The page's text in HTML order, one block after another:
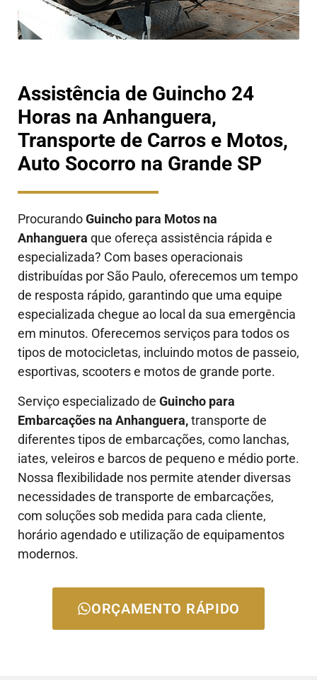
Assistência de Guincho 24
Horas na Anhanguera,
Transporte de Carros e Motos,
Auto Socorro na Grande SP
ProcurandoGuincho para Motos na
Anhanguera que ofereça assistência rápida e
especializada? Com bases operacionais
distribuídas por São Paulo, oferecemos um tempo
de resposta rápido, garantindo que uma equipe
especializada chegue ao local da sua emergência
em minutos. Oferecemos serviços para todos os
tipos de motocicletas, incluindo motos de passeio,
esportivas, scooters e motos de grande porte.
Serviço especializado de Guincho para
Embarcações na Anhanguera,transporte de
diferentes tipos de embarcações, como lanchas,
iates, veleiros e barcos de pequeno e médio porte.
Nossa flexibilidade nos permite atender diversas
necessidades de transporte de embarcações,
com soluções sob medida para cada cliente,
horário agendado e utilização de equipamentos
modernos.
ORÇAMENTO RÁPIDO